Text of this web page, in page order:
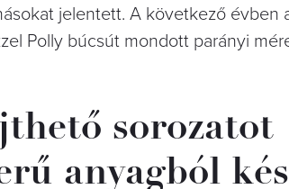
jelentett. A következő évben
Polly búcsút mondott parányi
sorozatot
anyagból